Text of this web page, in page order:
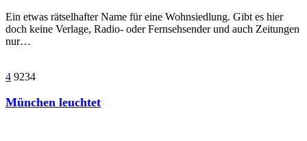
Ein etwas rätselhafter Name für eine Wohnsiedlung. Gibt es hier
doch keine Verlage, Radio- oder Fernsehsender und auch Zeitungen
nur…
4 9234
München leuchtet